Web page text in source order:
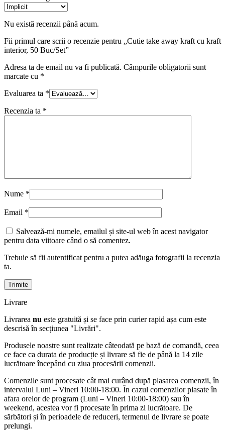
Nu există recenzii până acum.
Fii primul care scrii o recenzie pentru „Cutie take away kraft cu kraft
interior, 50 Buc/Set”
Adresa ta de email nu va fi publicată. Câmpurile obligatorii sunt
marcate cu *
Evaluarea ta *
Recenzia ta *
Nume *
Email *
Salvează-mi numele, emailul și site-ul web în acest navigator
pentru data viitoare când o să comentez.
Trebuie să fii autentificat pentru a putea adăuga fotografii la recenzia
ta.
Livrare
Livrarea nu este gratuită și se face prin curier rapid așa cum este
descrisă în secțiunea "Livrări".
Produsele noastre sunt realizate câteodată pe bază de comandă, ceea
ce face ca durata de producție și livrare să fie de până la 14 zile
lucrătoare începând cu ziua procesării comenzii.
Comenzile sunt procesate cât mai curând după plasarea comenzii, în
intervalul Luni – Vineri 10:00-18:00. În cazul comenzilor plasate în
afara orelor de program (Luni – Vineri 10:00-18:00) sau în
weekend, acestea vor fi procesate în prima zi lucrătoare. De
sărbători și în perioadele de reduceri, termenul de livrare se poate
prelungi.